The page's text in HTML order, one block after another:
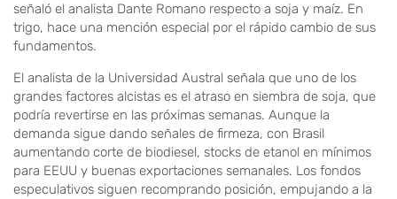
señaló el analista Dante Romano respecto a soja y maíz. En
trigo, hace una mención especial por el rápido cambio de sus
fundamentos.
El analista de la Universidad Austral señala que uno de los
grandes factores alcistas es el atraso en siembra de soja, que
podría revertirse en las próximas semanas. Aunque la
demanda sigue dando señales de firmeza, con Brasil
aumentando corte de biodiesel, stocks de etanol en mínimos
para EEUU y buenas exportaciones semanales. Los fondos
especulativos siguen recomprando posición, empujando a la